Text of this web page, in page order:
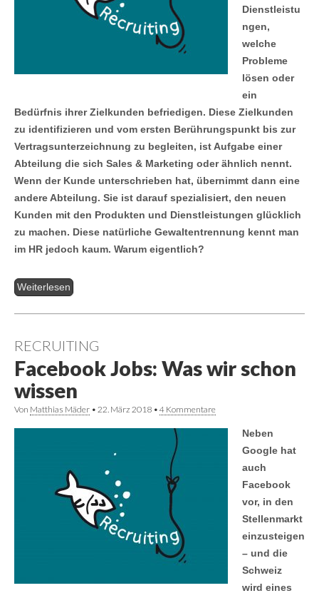
Dienstleistu
ngen,
welche
Probleme
lösen oder
ein
Bedürfnis ihrer Zielkunden befriedigen. Diese Zielkunden
zu identifizieren und vom ersten Berührungspunkt bis zur
Vertragsunterzeichnung zu begleiten, ist Aufgabe einer
Abteilung die sich Sales & Marketing oder ähnlich nennt.
Wenn der Kunde unterschrieben hat, übernimmt dann eine
andere Abteilung. Sie ist darauf spezialisiert, den neuen
Kunden mit den Produkten und Dienstleistungen glücklich
zu machen. Diese natürliche Gewaltentrennung kennt man
im HR jedoch kaum. Warum eigentlich?
Weiterlesen
RECRUITING
Facebook Jobs: Was wir schon
wissen
Von Matthias Mäder • 22. März 2018 • 4 Kommentare
Neben
Google hat
auch
Facebook
vor, in den
Stellenmarkt
einzusteigen
– und die
Schweiz
wird eines